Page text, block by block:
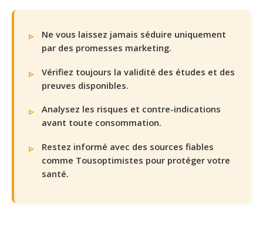
Ne vous laissez jamais séduire uniquement
par des promesses marketing.
Vérifiez toujours la validité des études et des
preuves disponibles.
Analysez les risques et contre-indications
avant toute consommation.
Restez informé avec des sources fiables
comme Tousoptimistes pour protéger votre
santé.